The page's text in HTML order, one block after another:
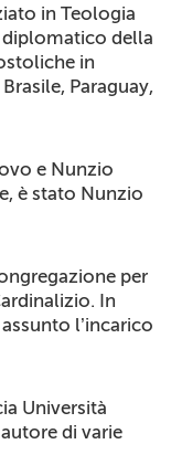
in Teologia
della
in
Paraguay,
e Nunzio
è stato Nunzio
per
In
l’incarico
Università
di varie